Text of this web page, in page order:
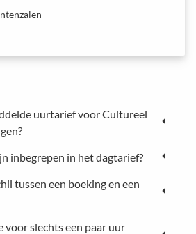
uurtarief voor Cultureel
inbegrepen in het dagtarief?
tussen een boeking en een
voor slechts een paar uur